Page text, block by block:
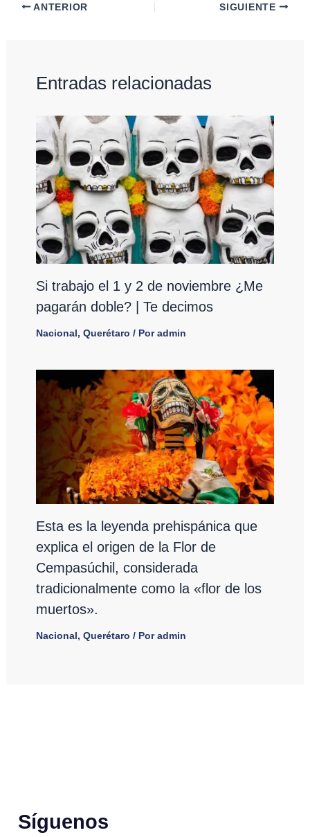
ANTERIOR SIGUIENTE
Entradas relacionadas
Si trabajo el 1 y 2 de noviembre ¿Me
pagarán doble? | Te decimos
Nacional, Querétaro / Poradmin
Esta es la leyenda prehispánica que
explica el origen de la Flor de
Cempasúchil, considerada
tradicionalmente como la «flor de los
muertos».
Nacional, Querétaro / Poradmin
Síguenos